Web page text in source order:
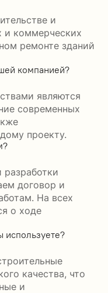
и
и коммерческих
ремонте зданий
компанией?
являются
современных
проекту.
договор и
На всех
о ходе
используете?
качества, что
и